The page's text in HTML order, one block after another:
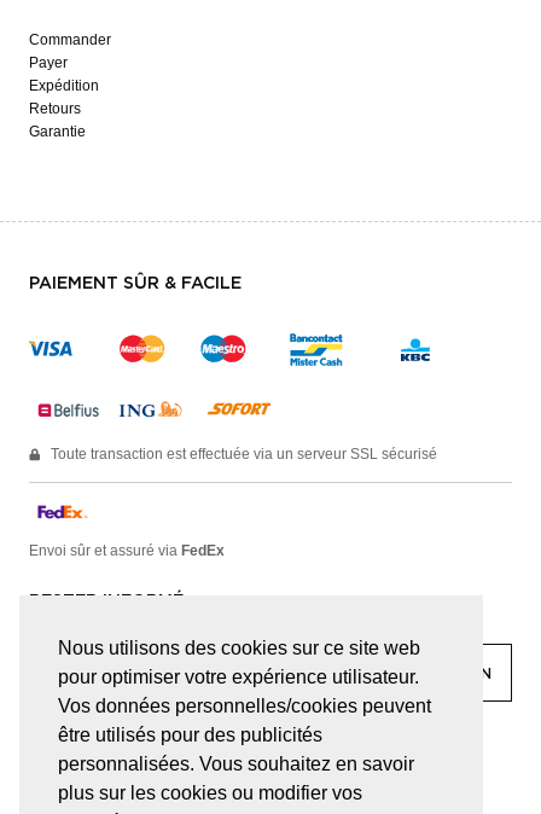
Nous utilisons des cookies sur ce site web
pour optimiser votre expérience utilisateur.
Vos données personnelles/cookies peuvent
être utilisés pour des publicités
personnalisées. Vous souhaitez en savoir
plus sur les cookies ou modifier vos
Commander
Payer
Expédition
Retours
Garantie
PAIEMENT SÛR & FACILE
Toute transaction est effectuée via un serveur SSL sécurisé
Envoi sûr et assuré via FedEx
RESTER INFORMÉ
facebook linkedin